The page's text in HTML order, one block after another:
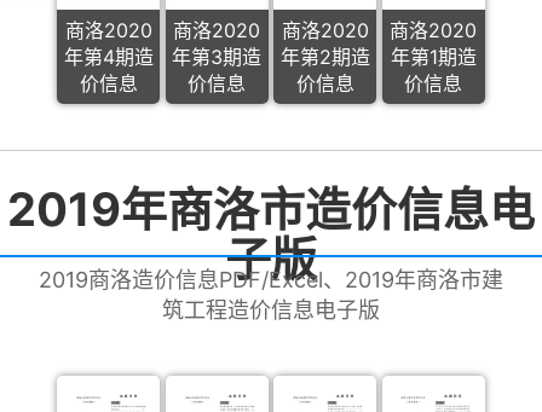
商洛2020
年第4期造
价信息
商洛2020
年第3期造
价信息
商洛2020
年第2期造
价信息
商洛2020
年第1期造
价信息
2019年商洛市造价信息电
子版
2019商洛造价信息PDF/Excel、2019年商洛市建
筑工程造价信息电子版